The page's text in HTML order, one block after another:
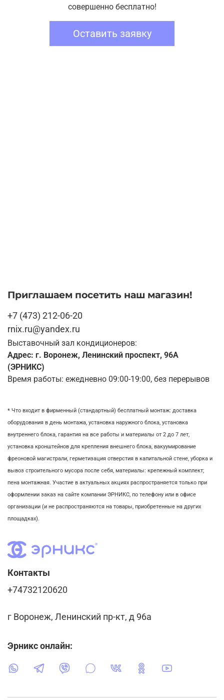
совершенно бесплатно!
Оставить заявку
Приглашаем посетить наш магазин!
+7 (473) 212-06-20
rnix.ru@yandex.ru
Выставочный зал кондиционеров:
Адрес: г. Воронеж, Ленинский проспект, 96А
(ЭРНИКС)
Время работы: ежедневно 09:00-19:00, без перерывов
* Что входит в фирменный (стандартный) бесплатный монтаж: доставка
оборудования в день монтажа, установка наружного блока, установка
внутреннего блока, гарантия на все работы и материалы от 2 до 7 лет,
установка кронштейнов для крепления внешнего блока, вакуумирование
фреоновой магистрали, герметизация отверстия в капитальной стене, уборка и
вывоз строительного мусора после себя, материалы: крепежный комплект;
пена монтажная. Участие в актуальных акциях распространяется только при
оформлении заказ на сайте компании ЭРНИКС, по телефону или в офисе
организации (и не распространяются на товары, приобретенные на других
площадках).
Контакты
+74732120620
г Воронеж, Ленинский пр-кт, д 96а
Эрникс онлайн: